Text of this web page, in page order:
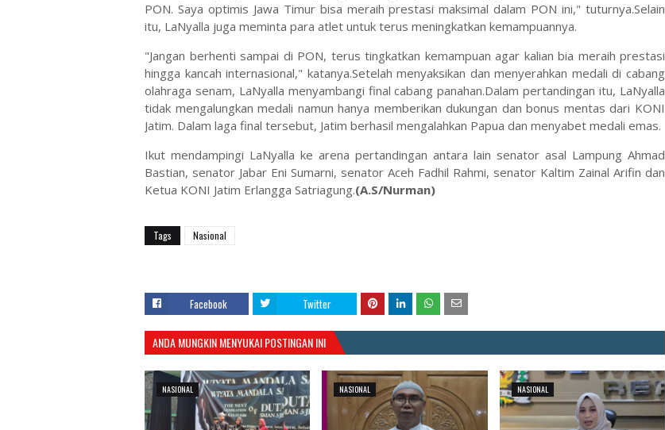
PON. Saya optimis Jawa Timur bisa meraih prestasi maksimal dalam PON ini," tuturnya.Selain
itu, LaNyalla juga meminta para atlet untuk terus meningkatkan kemampuannya.
"Jangan berhenti sampai di PON, terus tingkatkan kemampuan agar kalian bia meraih prestasi
hingga kancah internasional," katanya.Setelah menyaksikan dan menyerahkan medali di cabang
olahraga senam, LaNyalla menyambangi final cabang panahan.Dalam pertandingan itu, LaNyalla
tidak mengalungkan medali namun hanya memberikan dukungan dan bonus mentas dari KONI
Jatim. Dalam laga final tersebut, Jatim berhasil mengalahkan Papua dan menyabet medali emas.
Ikut mendampingi LaNyalla ke arena pertandingan antara lain senator asal Lampung Ahmad
Bastian, senator Jabar Eni Sumarni, senator Aceh Fadhil Rahmi, senator Kaltim Zainal Arifin dan
Ketua KONI Jatim Erlangga Satriagung.(A.S/Nurman)
Tags Nasional
Facebook Twitter
ANDA MUNGKIN MENYUKAI POSTINGAN INI
NASIONAL NASIONAL NASIONAL